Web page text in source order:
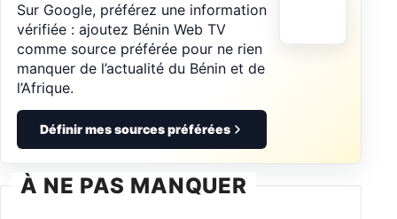
Sur Google, préférez une information
vérifiée : ajoutez Bénin Web TV
comme source préférée pour ne rien
manquer de l’actualité du Bénin et de
l’Afrique.
Définir mes sources préférées
À NE PAS MANQUER